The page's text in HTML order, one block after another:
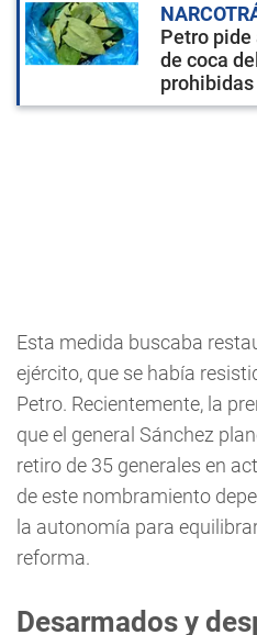
Petro pide
de coca
prohibidas
Esta medida buscaba
ejército, que se había
Petro. Recientemente, la
que el general Sánchez
retiro de 35 generales en
de este nombramiento
la autonomía para
reforma.
Desarmados y